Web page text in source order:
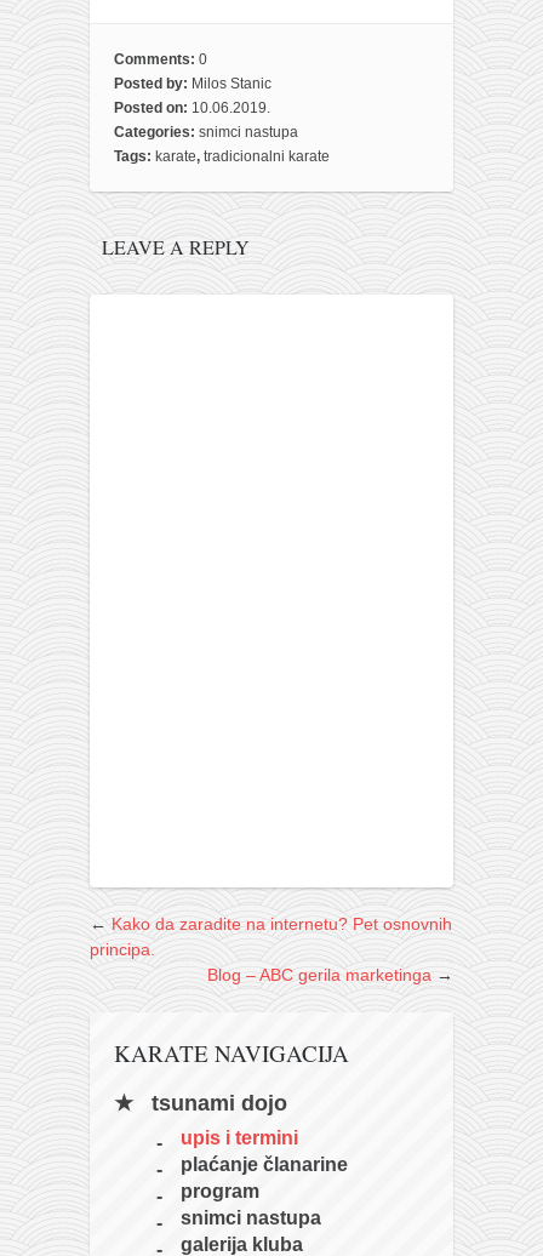
Comments: 0
Posted by: Milos Stanic
Posted on: 10.06.2019.
Categories: snimci nastupa
Tags: karate, tradicionalni karate
LEAVE A REPLY
← Kako da zaradite na internetu? Pet osnovnih
principa.
Blog – ABC gerila marketinga →
KARATE NAVIGACIJA
tsunami dojo
upis i termini
plaćanje članarine
program
snimci nastupa
galerija kluba